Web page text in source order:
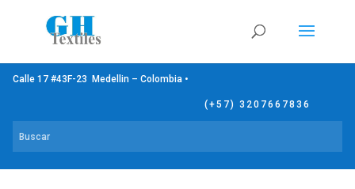
Calle 17 #43F-23 Medellin – Colombia •
(+57) 3207667836